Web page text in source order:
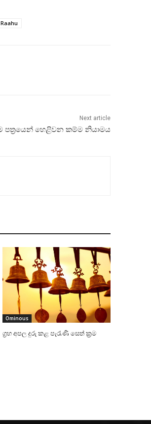
Next article
පත්‍රයෙන් හෙළිවන කම්ම නියාමය
Ominous
ග්‍රහ අපල දුරු කළ පැරැණි සෙත් ක්‍රම